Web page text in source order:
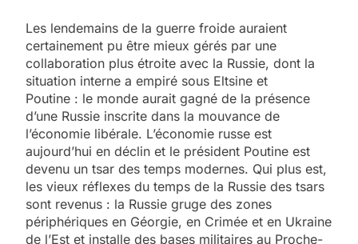
Les lendemains de la guerre froide auraient
certainement pu être mieux gérés par une
collaboration plus étroite avec la Russie, dont la
situation interne a empiré sous Eltsine et
Poutine : le monde aurait gagné de la présence
d’une Russie inscrite dans la mouvance de
l’économie libérale. L’économie russe est
aujourd’hui en déclin et le président Poutine est
devenu un tsar des temps modernes. Qui plus est,
les vieux réflexes du temps de la Russie des tsars
sont revenus : la Russie gruge des zones
périphériques en Géorgie, en Crimée et en Ukraine
de l’Est et installe des bases militaires au Proche-